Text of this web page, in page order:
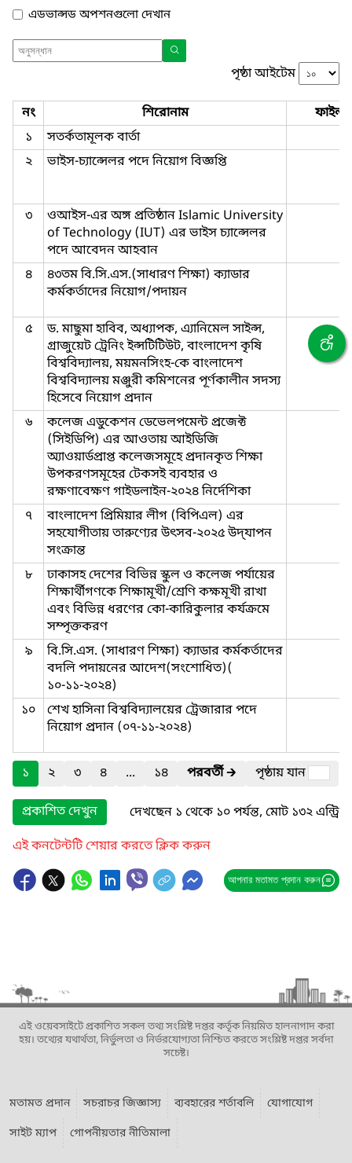
এডভান্সড অপশনগুলো দেখান
পৃষ্ঠা আইটেম
নং শিরোনাম
ফাইল
১
সতর্কতামূলক বার্তা
২
ভাইস-চ্যান্সেলর পদে নিয়োগ বিজ্ঞপ্তি
৩
ওআইস-এর অঙ্গ প্রতিষ্ঠান Islamic University
of Technology (IUT) এর ভাইস চ্যান্সেলর
পদে আবেদন আহবান
৪
৪৩তম বি.সি.এস.(সাধারণ শিক্ষা) ক্যাডার
কর্মকর্তাদের নিয়োগ/পদায়ন
৫
ড. মাছুমা হাবিব, অধ্যাপক, এ্যানিমেল সাইন্স,
গ্রাজুয়েট ট্রেনিং ইন্সটিটিউট, বাংলাদেশ কৃষি
বিশ্ববিদ্যালয়, ময়মনসিংহ-কে বাংলাদেশ
বিশ্ববিদ্যালয় মঞ্জুরী কমিশনের পূর্ণকালীন সদস্য
হিসেবে নিয়োগ প্রদান
৬
কলেজ এডুকেশন ডেভেলপমেন্ট প্রজেক্ট
(সিইডিপি) এর আওতায় আইডিজি
অ্যাওয়ার্ডপ্রাপ্ত কলেজসমূহে প্রদানকৃত শিক্ষা
উপকরণসমূহের টেকসই ব্যবহার ও
রক্ষণাবেক্ষণ গাইডলাইন-২০২৪ নির্দেশিকা
৭
বাংলাদেশ প্রিমিয়ার লীগ (বিপিএল) এর
সহযোগীতায় তারুণ্যের উৎসব-২০২৫ উদ্‌যাপন
সংক্রান্ত
৮
ঢাকাসহ দেশের বিভিন্ন স্কুল ও কলেজ পর্যায়ের
শিক্ষার্থীগণকে শিক্ষামূখী/শ্রেণি কক্ষমূখী রাখা
এবং বিভিন্ন ধরণের কো-কারিকুলার কর্যক্রমে
সম্পৃক্তকরণ
৯
বি.সি.এস. (সাধারণ শিক্ষা) ক্যাডার কর্মকর্তাদের
বদলি পদায়নের আদেশ(সংশোধিত)(
১০-১১-২০২৪)
১০
শেখ হাসিনা বিশ্ববিদ্যালয়ের ট্রেজারার পদে
নিয়োগ প্রদান (০৭-১১-২০২৪)
১ ২ ৩ ৪ ... ১৪ পরবর্তী🡲 পৃষ্ঠায় যান
প্রকাশিত দেখুন
দেখছেন ১ থেকে ১০ পর্যন্ত, মোট ১৩২ এন্ট্রি
এই কনটেন্টটি শেয়ার করতে ক্লিক করুন
আপনার মতামত প্রদান করুন
এই ওয়েবসাইটে প্রকাশিত সকল তথ্য সংশ্লিষ্ট দপ্তর কর্তৃক নিয়মিত হালনাগাদ করা
হয়। তথ্যের যথার্থতা, নির্ভুলতা ও নির্ভরযোগ্যতা নিশ্চিত করতে সংশ্লিষ্ট দপ্তর সর্বদা
সচেষ্ট।
মতামত প্রদান সচরাচর জিজ্ঞাস্য ব্যবহারের শর্তাবলি
যোগাযোগ
সাইট ম্যাপ
গোপনীয়তার নীতিমালা